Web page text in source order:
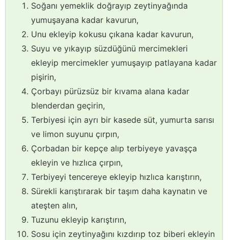
Soğanı yemeklik doğrayıp zeytinyağında
yumuşayana kadar kavurun,
Unu ekleyip kokusu çıkana kadar kavurun,
Suyu ve yıkayıp süzdüğünü mercimekleri
ekleyip mercimekler yumuşayıp patlayana kadar
pişirin,
Çorbayı pürüzsüz bir kıvama alana kadar
blenderdan geçirin,
Terbiyesi için ayrı bir kasede süt, yumurta sarısı
ve limon suyunu çırpın,
Çorbadan bir kepçe alıp terbiyeye yavaşça
ekleyin ve hızlıca çırpın,
Terbiyeyi tencereye ekleyip hızlıca karıştırın,
Sürekli karıştırarak bir taşım daha kaynatın ve
ateşten alın,
Tuzunu ekleyip karıştırın,
Sosu için zeytinyağını kızdırıp toz biberi ekleyin